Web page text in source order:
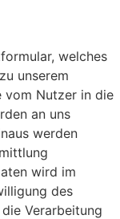
welches
unserem
vom Nutzer in die
an uns
werden
wird im
des
Verarbeitung